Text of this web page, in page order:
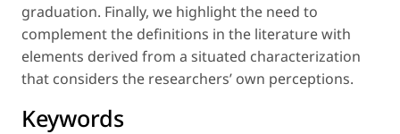
graduation. Finally, we highlight the need to
complement the definitions in the literature with
elements derived from a situated characterization
that considers the researchers’ own perceptions.
Keywords